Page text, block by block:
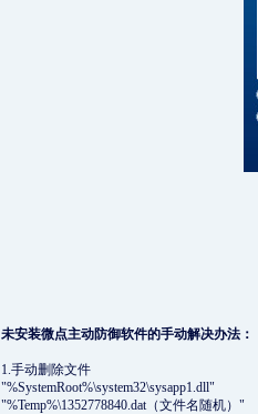
未安装微点主动防御软件的手动解决办法：
1.手动删除文件
"%SystemRoot%\system32\sysapp1.dll"
"%Temp%\1352778840.dat（文件名随机）"